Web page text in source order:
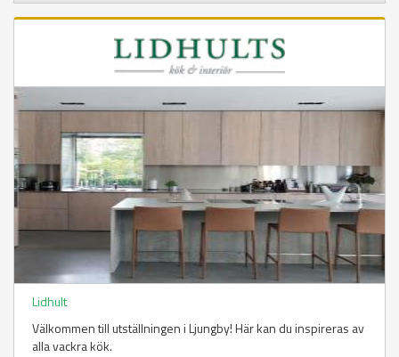
Lidhult
Välkommen till utställningen i Ljungby! Här kan du inspireras av
alla vackra kök.